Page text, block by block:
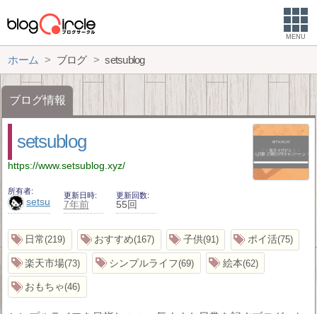
MENU
ホーム ブログ setsublog
ブログ情報
setsublog
https://www.setsublog.xyz/
所有者
setsu
更新日時
7年前
更新回数
55回
日常 219 おすすめ 167 子供 91 ポイ活 75
楽天市場 73 シンプルライフ 69 絵本 62
おもちゃ 46